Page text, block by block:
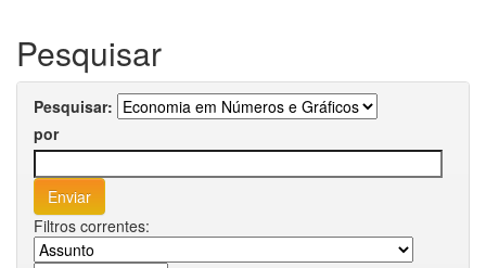
Pesquisar
Pesquisar:
por
Filtros correntes: